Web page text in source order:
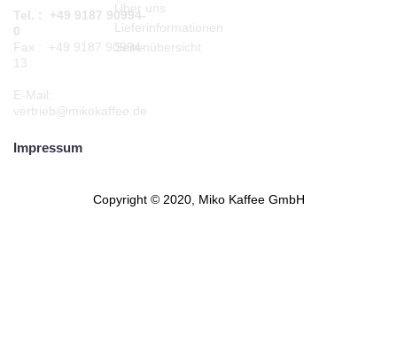
Tel. : +49 9187 90994-
0
Fax : +49 9187 90994-
13
E-Mail:
vertrieb@mikokaffee.de
Über uns
Lieferinformationen
Seitenübersicht
Impressum
Copyright © 2020, Miko Kaffee GmbH